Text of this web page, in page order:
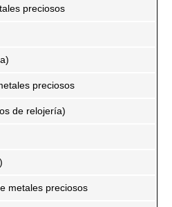
preciosos
preciosos
de relojería)
metales preciosos